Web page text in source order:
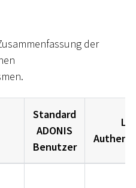
der
Standard
ADONIS
Benutzer